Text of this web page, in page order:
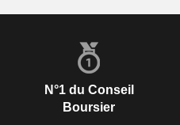
N°1 du Conseil
Boursier